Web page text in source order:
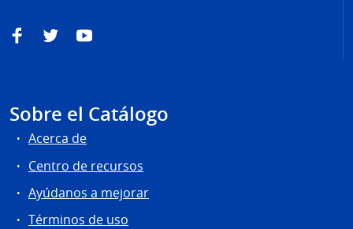
FacebookTwitterYouTube
Sobre el Catálogo
Acerca de
Centro de recursos
Ayúdanos a mejorar
Términos de uso